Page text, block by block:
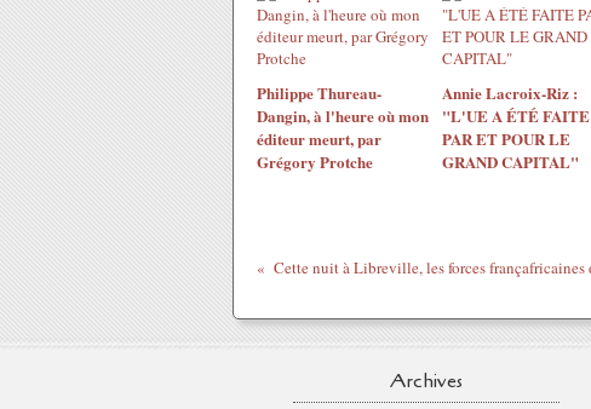
Philippe Thureau-
Dangin, à l'heure où mon
éditeur meurt, par
Grégory Protche
Annie Lacroix-Riz :
"L'UE A ÉTÉ FAITE
PAR ET POUR LE
GRAND CAPITAL"
Archives